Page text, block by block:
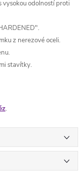
vysokou odolností proti
z nerezové oceli.
stavítky.
.